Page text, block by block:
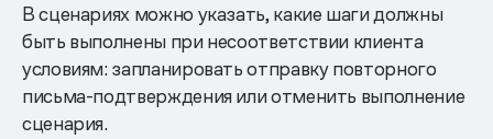
В сценариях можно указать, какие шаги должны
быть выполнены при несоответствии клиента
условиям: запланировать отправку повторного
письма-подтверждения или отменить выполнение
сценария.